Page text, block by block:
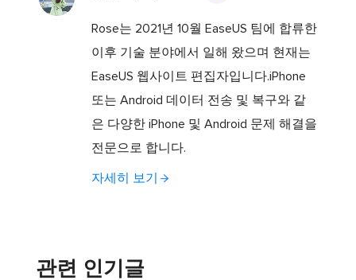
Rose는 2021년 10월 EaseUS 팀에 합류한
이후 기술 분야에서 일해 왔으며 현재는
EaseUS 웹사이트 편집자입니다.iPhone
또는 Android 데이터 전송 및 복구와 같
은 다양한 iPhone 및 Android 문제 해결을
전문으로 합니다.
자세히 보기
관련 인기글